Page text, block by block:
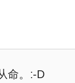
命。:-D